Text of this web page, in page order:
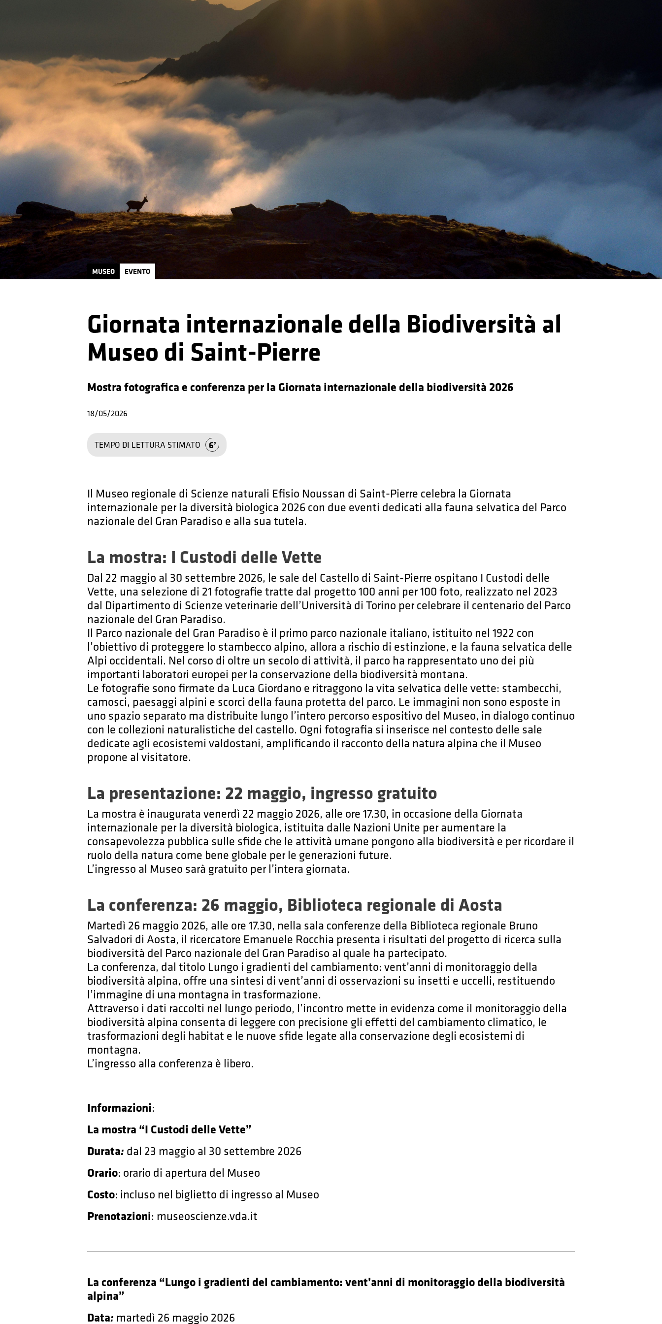
MUSEO EVENTO
Giornata internazionale della Biodiversità al
Museo di Saint-Pierre
Mostra fotografica e conferenza per la Giornata internazionale della biodiversità 2026
18/05/2026
TEMPO DI LETTURA STIMATO 6
Il Museo regionale di Scienze naturali Efisio Noussan di Saint-Pierre celebra la Giornata
internazionale per la diversità biologica 2026 con due eventi dedicati alla fauna selvatica del Parco
nazionale del Gran Paradiso e alla sua tutela.
La mostra: I Custodi delle Vette
Dal 22 maggio al 30 settembre 2026, le sale del Castello di Saint-Pierre ospitano I Custodi delle
Vette, una selezione di 21 fotografie tratte dal progetto 100 anni per 100 foto, realizzato nel 2023
dal Dipartimento di Scienze veterinarie dell’Università di Torino per celebrare il centenario del Parco
nazionale del Gran Paradiso.
Il Parco nazionale del Gran Paradiso è il primo parco nazionale italiano, istituito nel 1922 con
l’obiettivo di proteggere lo stambecco alpino, allora a rischio di estinzione, e la fauna selvatica delle
Alpi occidentali. Nel corso di oltre un secolo di attività, il parco ha rappresentato uno dei più
importanti laboratori europei per la conservazione della biodiversità montana.
Le fotografie sono firmate da Luca Giordano e ritraggono la vita selvatica delle vette: stambecchi,
camosci, paesaggi alpini e scorci della fauna protetta del parco. Le immagini non sono esposte in
uno spazio separato ma distribuite lungo l’intero percorso espositivo del Museo, in dialogo continuo
con le collezioni naturalistiche del castello. Ogni fotografia si inserisce nel contesto delle sale
dedicate agli ecosistemi valdostani, amplificando il racconto della natura alpina che il Museo
propone al visitatore.
La presentazione: 22 maggio, ingresso gratuito
La mostra è inaugurata venerdì 22 maggio 2026, alle ore 17.30, in occasione della Giornata
internazionale per la diversità biologica, istituita dalle Nazioni Unite per aumentare la
consapevolezza pubblica sulle sfide che le attività umane pongono alla biodiversità e per ricordare il
ruolo della natura come bene globale per le generazioni future.
L’ingresso al Museo sarà gratuito per l’intera giornata.
La conferenza: 26 maggio, Biblioteca regionale di Aosta
Martedì 26 maggio 2026, alle ore 17.30, nella sala conferenze della Biblioteca regionale Bruno
Salvadori di Aosta, il ricercatore Emanuele Rocchia presenta i risultati del progetto di ricerca sulla
biodiversità del Parco nazionale del Gran Paradiso al quale ha partecipato.
La conferenza, dal titolo Lungo i gradienti del cambiamento: vent’anni di monitoraggio della
biodiversità alpina, offre una sintesi di vent’anni di osservazioni su insetti e uccelli, restituendo
l’immagine di una montagna in trasformazione.
Attraverso i dati raccolti nel lungo periodo, l’incontro mette in evidenza come il monitoraggio della
biodiversità alpina consenta di leggere con precisione gli effetti del cambiamento climatico, le
trasformazioni degli habitat e le nuove sfide legate alla conservazione degli ecosistemi di
montagna.
L’ingresso alla conferenza è libero.
Informazioni:
La mostra “I Custodi delle Vette”
Durata: dal 23 maggio al 30 settembre 2026
Orario: orario di apertura del Museo
Costo: incluso nel biglietto di ingresso al Museo
Prenotazioni: museoscienze.vda.it
La conferenza “Lungo i gradienti del cambiamento: vent’anni di monitoraggio della biodiversità
alpina”
Data: martedì 26 maggio 2026